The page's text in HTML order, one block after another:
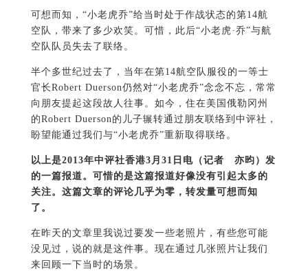
可想而知，“小老虎乔”给当时处于作战状态的第14航
空队，带来了多少欢笑。可惜，此后“小老虎·乔”与航
空队队员失去了联络。
半个多世纪过去了，当年在第14航空队服役的一等士
官长Robert Duerson仍然对“小老虎乔”念念不忘，常常
向朋友提起这段故人往事。如今，住在美国俄勒冈州
的Robert Duerson的儿子辗转通过朋友联络到中评社，
盼望能通过我们与“小老虎乔”重新取得联络。
以上是2013年中评社香港3月31日电（记者 亦昀）发
的一篇报道。可惜的是这篇报道好像没有引起太多的
关注。这篇文章的评论几乎为零，转发量可想而知
了。
在昨天的文章里我说过要发一些老照片，有些您可能
没见过，说的就是这件事。现在通过几张照片让我们
来回顾一下当时的场景。